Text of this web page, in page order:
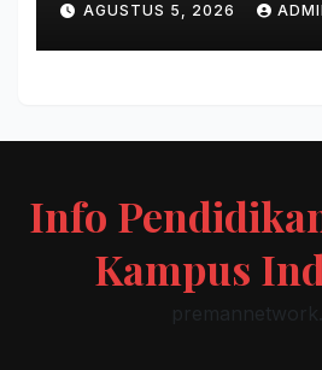
AGUSTUS 5, 2026
Info
Kampus